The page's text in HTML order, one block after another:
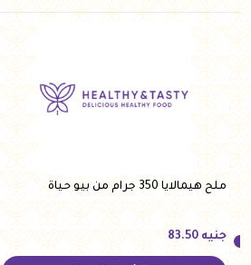
ملح هيمالايا 350 جرام من بيو حياة
جنيه 83.50